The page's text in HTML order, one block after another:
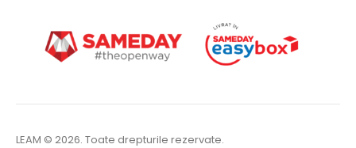
LEAM © 2026. Toate drepturile rezervate.